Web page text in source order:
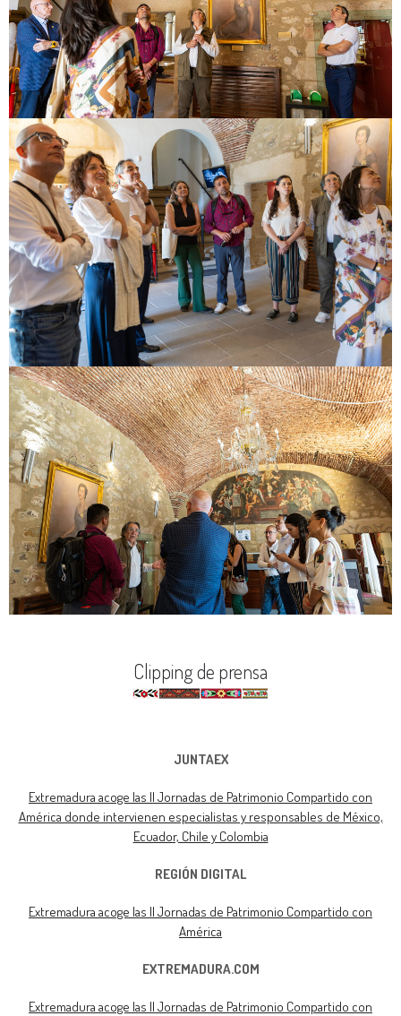
Clipping de prensa
JUNTAEX
Extremadura acoge las II Jornadas de Patrimonio Compartido con
América donde intervienen especialistas y responsables de México,
Ecuador, Chile y Colombia
REGIÓN DIGITAL
Extremadura acoge las II Jornadas de Patrimonio Compartido con
América
EXTREMADURA.COM
Extremadura acoge las II Jornadas de Patrimonio Compartido con